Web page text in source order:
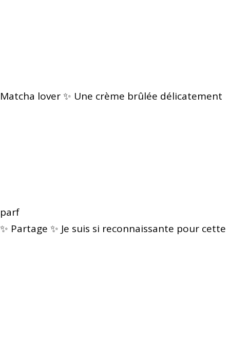
Matcha lover ✨ Une crème brûlée délicatement
parf
✨ Partage ✨ Je suis si reconnaissante pour cette